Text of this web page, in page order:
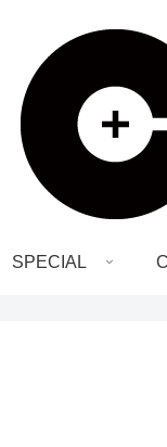
SPECIAL